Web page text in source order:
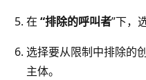
在 “排除的呼叫者”下，
选择要从限制中排除的
主体。